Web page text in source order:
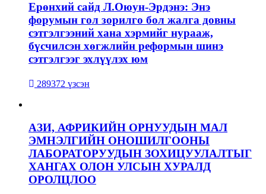
Ерөнхий сайд Л.Оюун-Эрдэнэ: Энэ
форумын гол зорилго бол жалга довны
сэтгэлгээний хана хэрмийг нурааж,
бүсчилсэн хөгжлийн реформын шинэ
сэтгэлгээг эхлүүлэх юм
289372 үзсэн
АЗИ, АФРИКИЙН ОРНУУДЫН МАЛ
ЭМНЭЛГИЙН ОНОШИЛГООНЫ
ЛАБОРАТОРУУДЫН ЗОХИЦУУЛАЛТЫГ
ХАНГАХ ОЛОН УЛСЫН ХУРАЛД
ОРОЛЦЛОО